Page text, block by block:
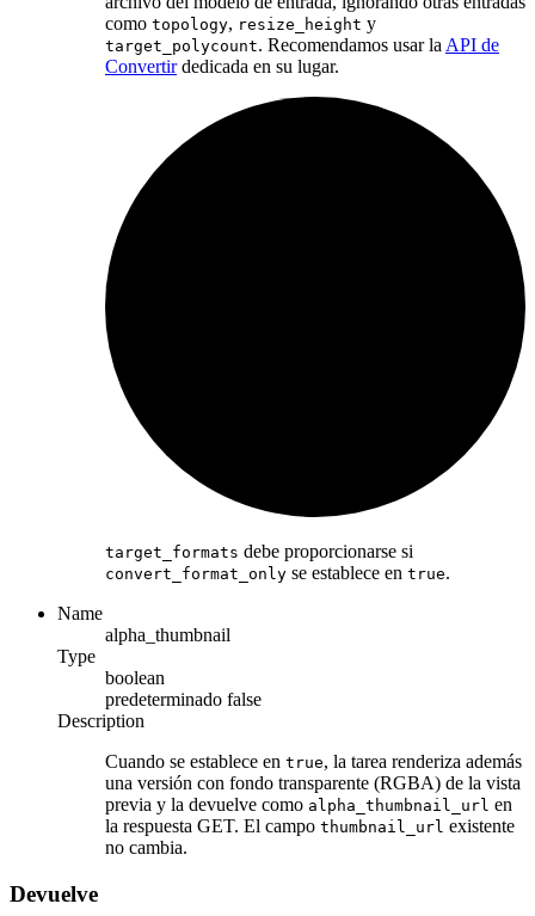
como topology, resize_height y
target_polycount. Recomendamos usar la API de
Convertirdedicada en su lugar.
target_formats debe proporcionarse si
convert_format_only se establece en true.
Name
alpha_thumbnail
Type
boolean
predeterminado false
Description
Cuando se establece en true, la tarea renderiza además
una versión con fondo transparente (RGBA) de la vista
previa y la devuelve como alpha_thumbnail_url en
la respuesta GET. El campo thumbnail_url existente
no cambia.
Devuelve